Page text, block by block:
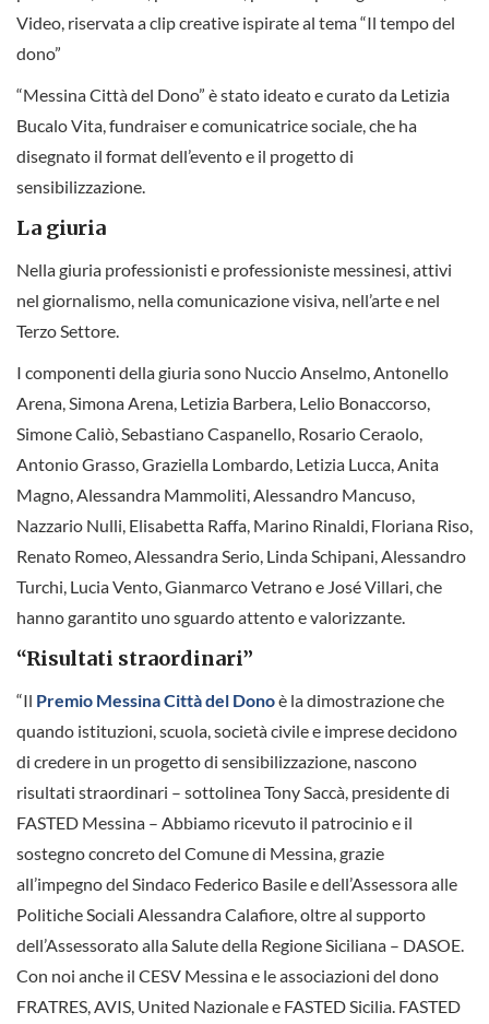
Video, riservata a clip creative ispirate al tema “Il tempo del
dono”
“Messina Città del Dono” è stato ideato e curato da Letizia
Bucalo Vita, fundraiser e comunicatrice sociale, che ha
disegnato il format dell’evento e il progetto di
sensibilizzazione.
La giuria
Nella giuria professionisti e professioniste messinesi, attivi
nel giornalismo, nella comunicazione visiva, nell’arte e nel
Terzo Settore.
I componenti della giuria sono Nuccio Anselmo, Antonello
Arena, Simona Arena, Letizia Barbera, Lelio Bonaccorso,
Simone Caliò, Sebastiano Caspanello, Rosario Ceraolo,
Antonio Grasso, Graziella Lombardo, Letizia Lucca, Anita
Magno, Alessandra Mammoliti, Alessandro Mancuso,
Nazzario Nulli, Elisabetta Raffa, Marino Rinaldi, Floriana Riso,
Renato Romeo, Alessandra Serio, Linda Schipani, Alessandro
Turchi, Lucia Vento, Gianmarco Vetrano e José Villari, che
hanno garantito uno sguardo attento e valorizzante.
“Risultati straordinari”
“Il Premio Messina Città del Donoè la dimostrazione che
quando istituzioni, scuola, società civile e imprese decidono
di credere in un progetto di sensibilizzazione, nascono
risultati straordinari – sottolinea Tony Saccà, presidente di
FASTED Messina – Abbiamo ricevuto il patrocinio e il
sostegno concreto del Comune di Messina, grazie
all’impegno del Sindaco Federico Basile e dell’Assessora alle
Politiche Sociali Alessandra Calafiore, oltre al supporto
dell’Assessorato alla Salute della Regione Siciliana – DASOE.
Con noi anche il CESV Messina e le associazioni del dono
FRATRES, AVIS, United Nazionale e FASTED Sicilia. FASTED